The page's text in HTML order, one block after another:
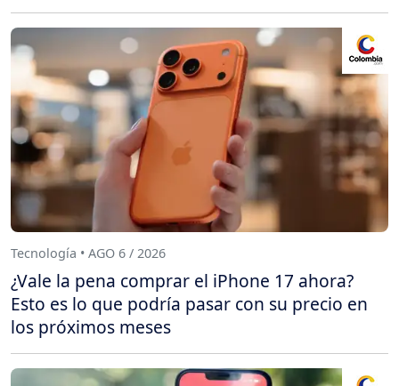
Tecnología • AGO 6 / 2026
¿Vale la pena comprar el iPhone 17 ahora?
Esto es lo que podría pasar con su precio en
los próximos meses